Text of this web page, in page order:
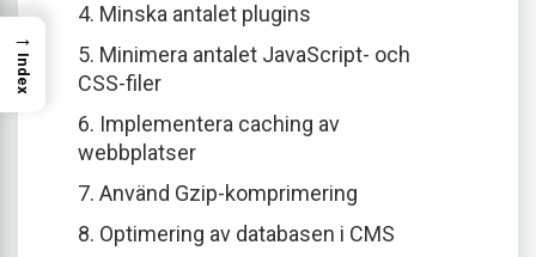
4. Minska antalet plugins
5. Minimera antalet JavaScript- och
CSS-filer
6. Implementera caching av
webbplatser
7. Använd Gzip-komprimering
8. Optimering av databasen i CMS
→
Index